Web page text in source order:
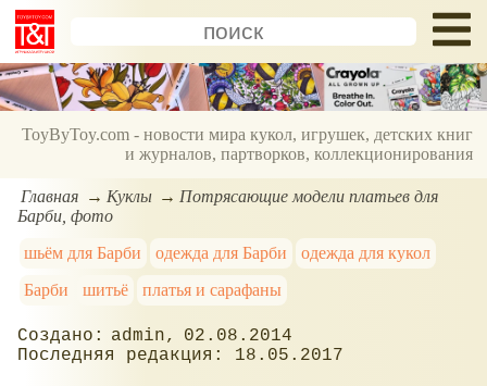
ToyByToy.com - новости мира кукол, игрушек, детских книг
и журналов, партворков, коллекционирования
Главная Куклы
Потрясающие модели платьев для
Барби, фото
шьём для Барби
одежда для Барби
одежда для кукол
Барби
шитьё платья и сарафаны
admin
02.08.2014
18.05.2017